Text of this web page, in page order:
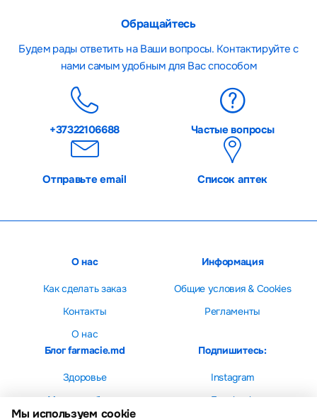
Обращайтесь
Будем рады ответить на Ваши вопросы. Контактируйте с
нами самым удобным для Вас способом
+37322106688 Частые вопросы
Отправьте email Список аптек
О нас
Как сделать заказ
Контакты
О нас
Информация
Общие условия & Cookies
Регламенты
Блог farmacie.md
Здоровье
Мама и ребенок
Подпишитесь:
Instagram
Facebook
Мы используем cookie